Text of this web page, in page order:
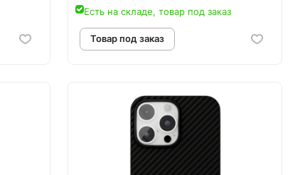
Есть на складе, товар под заказ